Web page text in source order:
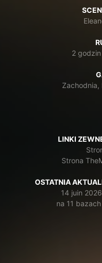
2
Zachodnia,
LINKI
Strona
OSTATNIA
14 juin
na 11